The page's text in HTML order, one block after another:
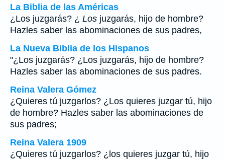
La Biblia de las Américas
¿Los juzgarás? ¿ Los juzgarás, hijo de hombre?
Hazles saber las abominaciones de sus padres,
La Nueva Biblia de los Hispanos
"¿Los juzgarás? ¿Los juzgarás, hijo de hombre?
Hazles saber las abominaciones de sus padres.
Reina Valera Gómez
¿Quieres tú juzgarlos? ¿Los quieres juzgar tú, hijo
de hombre? Hazles saber las abominaciones de
sus padres;
Reina Valera 1909
¿Quieres tú juzgarlos? ¿los quieres juzgar tú, hijo